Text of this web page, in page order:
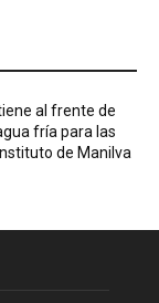
al frente de
fría para las
de Manilva